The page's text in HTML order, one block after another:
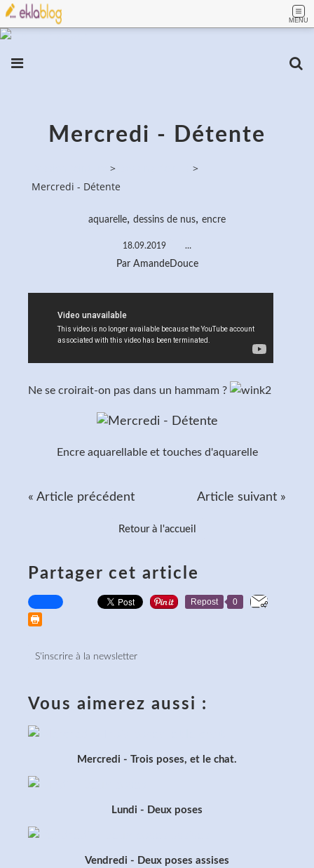
MENU
Mercredi - Détente
>
>
Mercredi - Détente
aquarelle, dessins de nus, encre
18.09.2019 …
Par AmandeDouce
Ne se croirait-on pas dans un hammam ?
Encre aquarellable et touches d'aquarelle
« Article précédent Article suivant »
Retour à l'accueil
Partager cet article
Repost 0
S'inscrire à la newsletter
Vous aimerez aussi :
Mercredi - Trois poses, et le chat.
Lundi - Deux poses
Vendredi - Deux poses assises